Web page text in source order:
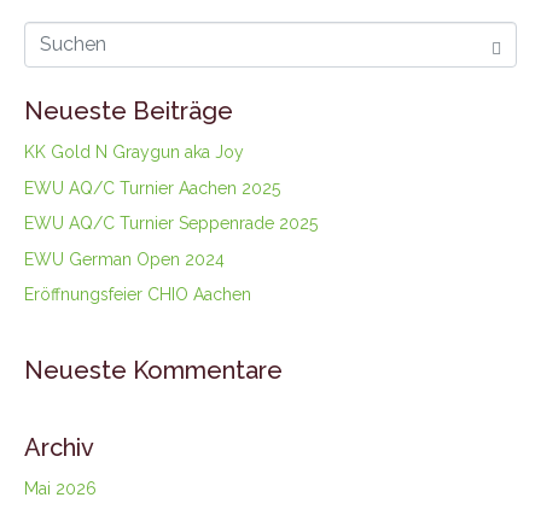
Neueste Beiträge
KK Gold N Graygun aka Joy
EWU AQ/C Turnier Aachen 2025
EWU AQ/C Turnier Seppenrade 2025
EWU German Open 2024
Eröffnungsfeier CHIO Aachen
Neueste Kommentare
Archiv
Mai 2026